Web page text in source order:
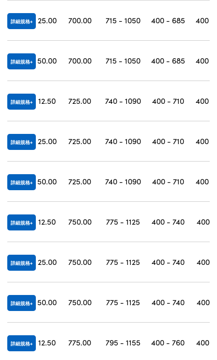
詳細規格 25.00 700.00 715 - 1050 400 - 685 400 -
詳細規格 50.00 700.00 715 - 1050 400 - 685 400 -
詳細規格 12.50 725.00 740 - 1090 400 - 710 400 -
詳細規格 25.00 725.00 740 - 1090 400 - 710 400 -
詳細規格 50.00 725.00 740 - 1090 400 - 710 400 -
詳細規格 12.50 750.00 775 - 1125 400 - 740 400 -
詳細規格 25.00 750.00 775 - 1125 400 - 740 400 -
詳細規格 50.00 750.00 775 - 1125 400 - 740 400 -
詳細規格 12.50 775.00 795 - 1155 400 - 760 400 -